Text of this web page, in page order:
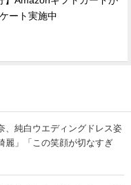
ート実施中
、純白ウエディングドレス姿
麗」「この笑顔が切なすぎ